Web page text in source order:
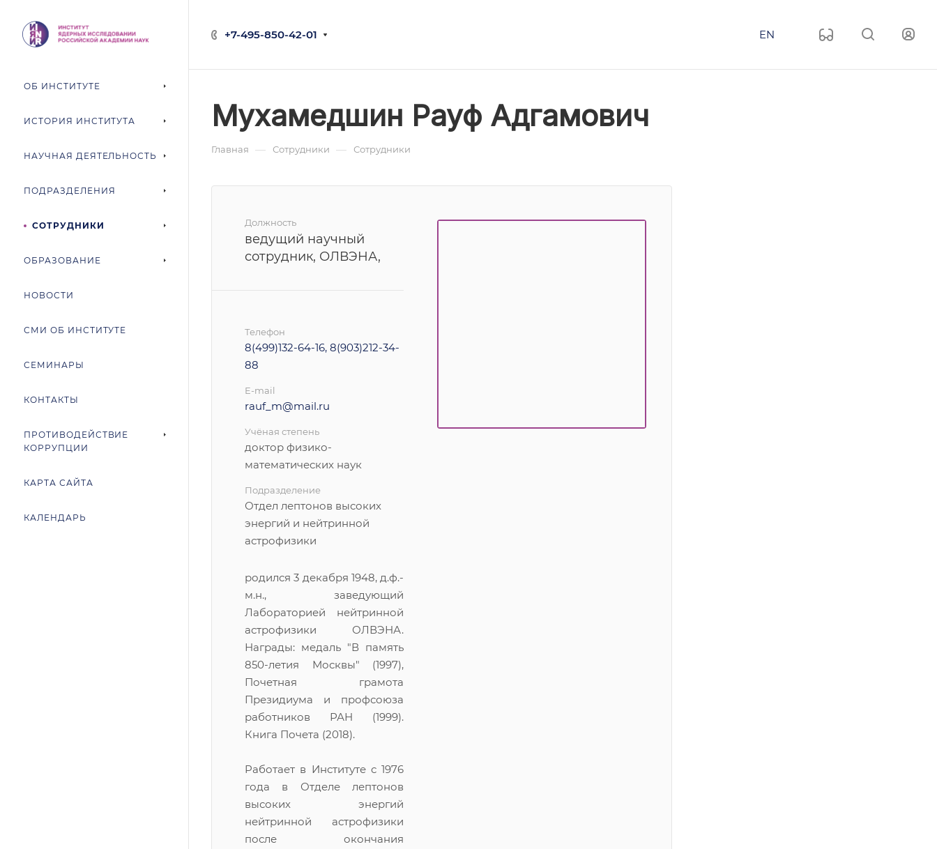
+7-495-850-42-01 EN
ОБ ИНСТИТУТЕ
ИСТОРИЯ ИНСТИТУТА
НАУЧНАЯ ДЕЯТЕЛЬНОСТЬ
ПОДРАЗДЕЛЕНИЯ
СОТРУДНИКИ
ОБРАЗОВАНИЕ
НОВОСТИ
СМИ ОБ ИНСТИТУТЕ
СЕМИНАРЫ
КОНТАКТЫ
ПРОТИВОДЕЙСТВИЕ
КОРРУПЦИИ
КАРТА САЙТА
КАЛЕНДАРЬ
Мухамедшин Рауф Адгамович
Главная — Сотрудники — Сотрудники
Должность
ведущий научный
сотрудник, ОЛВЭНА,
Телефон
8(499)132-64-16, 8(903)212-34-
88
E-mail
rauf_m@mail.ru
Учёная степень
доктор физико-
математических наук
Подразделение
Отдел лептонов высоких
энергий и нейтринной
астрофизики
родился 3 декабря 1948, д.ф.-
м.н., заведующий
Лабораторией нейтринной
астрофизики ОЛВЭНА.
Награды: медаль "В память
850-летия Москвы" (1997),
Почетная грамота
Президиума и профсоюза
работников РАН (1999).
Книга Почета (2018).
Pаботает в Институте с 1976
года в Отделе лептонов
высоких энергий
нейтринной астрофизики
после окончания